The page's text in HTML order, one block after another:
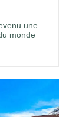
une
monde